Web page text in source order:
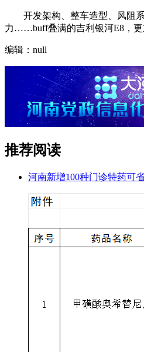
开发架构、整车造型、风阻
力……buff叠满的吉利银河E8，更
编辑：null
推荐阅读
河南新增100种门诊特药可